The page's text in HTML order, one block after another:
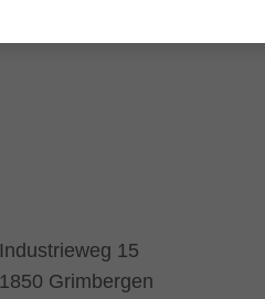
Industrieweg 15
1850 Grimbergen